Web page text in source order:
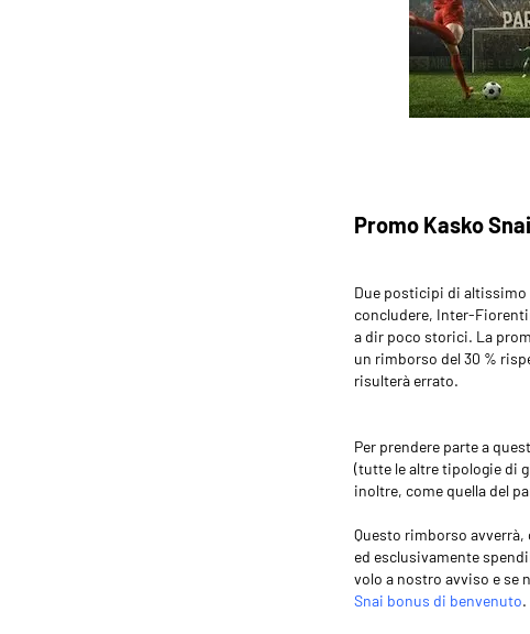
Promo Kasko
Due posticipi di
concludere, Inter-
a dir poco storici. La
un rimborso del 30 %
risulterà errato.
Per prendere parte a
(tutte le altre tipologie di
inoltre, come quella del
Questo rimborso
ed esclusivamente
volo a nostro avviso e se
Snai bonus di benvenuto.